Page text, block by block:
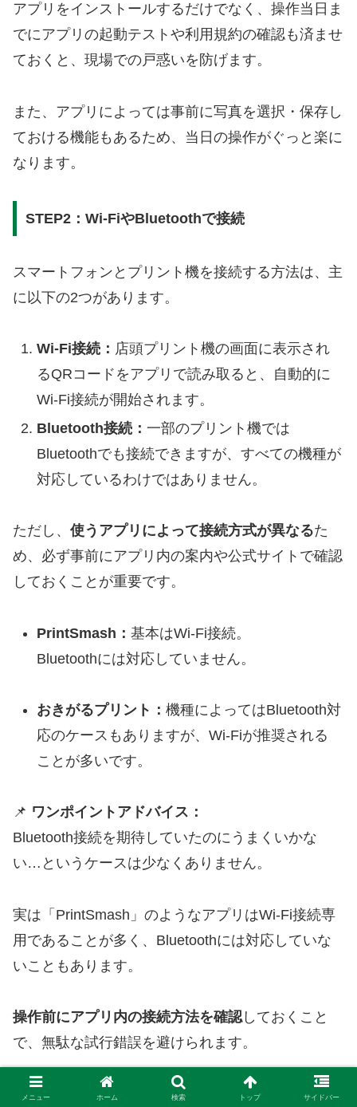
アプリをインストールするだけでなく、操作当日ま
でにアプリの起動テストや利用規約の確認も済ませ
ておくと、現場での戸惑いを防げます。
また、アプリによっては事前に写真を選択・保存し
ておける機能もあるため、当日の操作がぐっと楽に
なります。
STEP2：Wi-FiやBluetoothで接続
スマートフォンとプリント機を接続する方法は、主
に以下の2つがあります。
Wi-Fi接続： 店頭プリント機の画面に表示され
るQRコードをアプリで読み取ると、自動的に
Wi-Fi接続が開始されます。
Bluetooth接続： 一部のプリント機では
Bluetoothでも接続できますが、すべての機種が
対応しているわけではありません。
ただし、 使うアプリによって接続方式が異なるた
め、必ず事前にアプリ内の案内や公式サイトで確認
しておくことが重要です。
PrintSmash： 基本はWi-Fi接続。
Bluetoothには対応していません。
おきがるプリント： 機種によってはBluetooth対
応のケースもありますが、Wi-Fiが推奨される
ことが多いです。
📌 ワンポイントアドバイス：
Bluetooth接続を期待していたのにうまくいかな
い…というケースは少なくありません。
実は「PrintSmash」のようなアプリはWi-Fi接続専
用であることが多く、Bluetoothには対応していな
いこともあります。
操作前にアプリ内の接続方法を確認しておくこと
で、無駄な試行錯誤を避けられます。
また、プリント機によって対応方法が異なるため、
メニュー ホーム 検索 トップ サイドバー